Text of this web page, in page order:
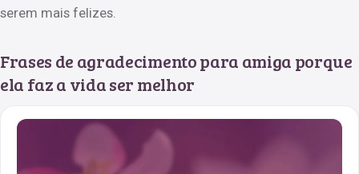
serem mais felizes.
Frases de agradecimento para amiga porque
ela faz a vida ser melhor